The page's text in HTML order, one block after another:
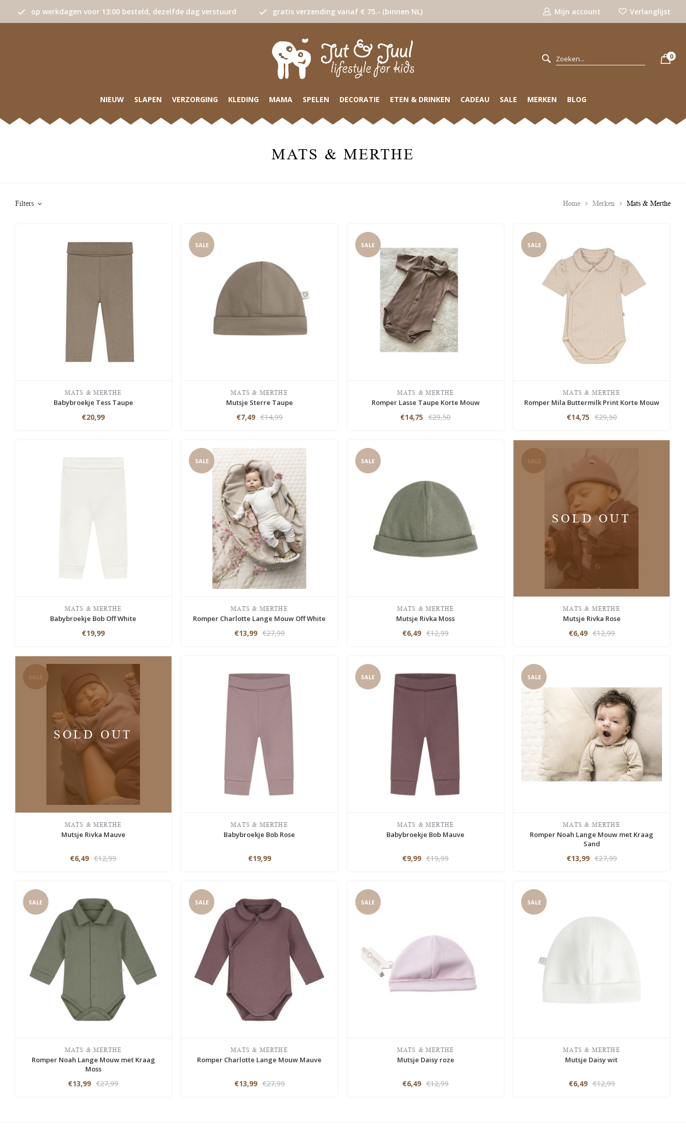
op werkdagen voor 13:00 besteld, dezelfde dag verstuurd gratis verzending vanaf € 75.- (binnen NL) Mijn account Verlanglijst
0
NIEUW SLAPEN VERZORGING KLEDING MAMA SPELEN DECORATIE ETEN & DRINKEN CADEAU SALE MERKEN BLOG
MATS & MERTHE
Filters Home Merken Mats & Merthe
MATS & MERTHE
Babybroekje Tess Taupe
€20,99
SALE
MATS & MERTHE
Mutsje Sterre Taupe
€7,49 €14,99
SALE
MATS & MERTHE
Romper Lasse Taupe Korte Mouw
€14,75 €29,50
SALE
MATS & MERTHE
Romper Mila Buttermilk Print Korte Mouw
€14,75 €29,50
MATS & MERTHE
Babybroekje Bob Off White
€19,99
SALE
MATS & MERTHE
Romper Charlotte Lange Mouw Off White
€13,99 €27,99
SALE
MATS & MERTHE
Mutsje Rivka Moss
€6,49 €12,99
SALE
SOLD OUT
MATS & MERTHE
Mutsje Rivka Rose
€6,49 €12,99
SALE
SOLD OUT
MATS & MERTHE
Mutsje Rivka Mauve
€6,49 €12,99
MATS & MERTHE
Babybroekje Bob Rose
€19,99
SALE
MATS & MERTHE
Babybroekje Bob Mauve
€9,99 €19,99
SALE
MATS & MERTHE
Romper Noah Lange Mouw met Kraag
Sand
€13,99 €27,99
SALE
MATS & MERTHE
Romper Noah Lange Mouw met Kraag
Moss
€13,99 €27,99
SALE
MATS & MERTHE
Romper Charlotte Lange Mouw Mauve
€13,99 €27,99
SALE
MATS & MERTHE
Mutsje Daisy roze
€6,49 €12,99
SALE
MATS & MERTHE
Mutsje Daisy wit
€6,49 €12,99